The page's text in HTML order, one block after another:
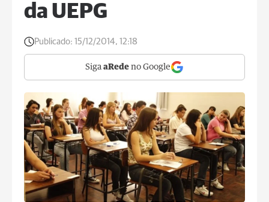
da UEPG
Publicado: 15/12/2014, 12:18
Siga aRede no Google